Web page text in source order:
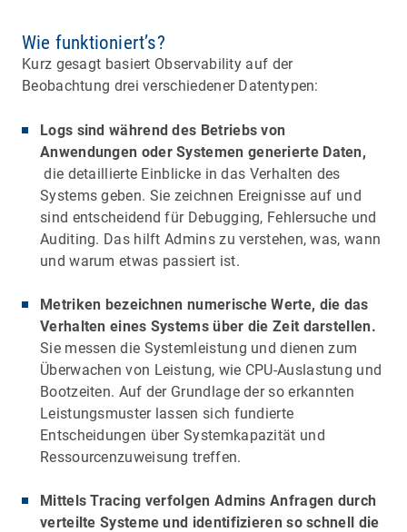
Wie funktioniert’s?
Kurz gesagt basiert Observability auf der
Beobachtung drei verschiedener Datentypen:
Logs sind während des Betriebs von
Anwendungen oder Systemen generierte Daten,
die detaillierte Einblicke in das Verhalten des
Systems geben. Sie zeichnen Ereignisse auf und
sind entscheidend für Debugging, Fehlersuche und
Auditing. Das hilft Admins zu verstehen, was, wann
und warum etwas passiert ist.
Metriken bezeichnen numerische Werte, die das
Verhalten eines Systems über die Zeit darstellen.
Siemessen die Systemleistung unddienen zum
Überwachen von Leistung, wie CPU-Auslastung und
Bootzeiten. Auf der Grundlage der so erkannten
Leistungsmuster lassen sich fundierte
Entscheidungen über Systemkapazität und
Ressourcenzuweisung treffen.
Mittels Tracing verfolgen Admins Anfragen durch
verteilte Systeme und identifizieren so schnell die